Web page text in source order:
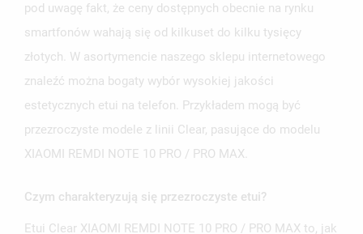
pod uwagę fakt, że ceny dostępnych obecnie na rynku
smartfonów wahają się od kilkuset do kilku tysięcy
złotych. W asortymencie naszego sklepu internetowego
znaleźć można bogaty wybór wysokiej jakości
estetycznych etui na telefon. Przykładem mogą być
przezroczyste modele z linii Clear, pasujące do modelu
XIAOMI REMDI NOTE 10 PRO / PRO MAX.
Czym charakteryzują się przezroczyste etui?
Etui Clear XIAOMI REMDI NOTE 10 PRO / PRO MAX to, jak